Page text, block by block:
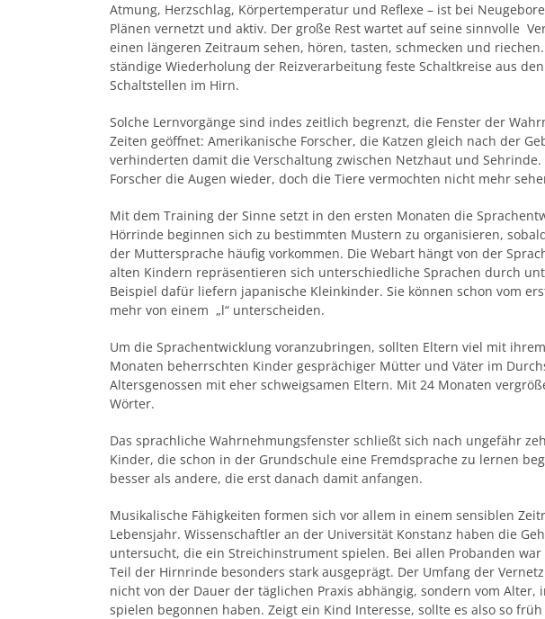
Atmung, Herzschlag, Körpertemperatur und Reflexe – ist bei
Plänen vernetzt und aktiv. Der große Rest wartet auf seine sinnvolle
einen längeren Zeitraum sehen, hören, tasten, schmecken und
ständige Wiederholung der Reizverarbeitung feste Schaltkreise aus
Schaltstellen im Hirn.
Solche Lernvorgänge sind indes zeitlich begrenzt, die Fenster der
Zeiten geöffnet: Amerikanische Forscher, die Katzen gleich nach der
verhinderten damit die Verschaltung zwischen Netzhaut und
Forscher die Augen wieder, doch die Tiere vermochten nicht mehr
Mit dem Training der Sinne setzt in den ersten Monaten die
Hörrinde beginnen sich zu bestimmten Mustern zu organisieren,
der Muttersprache häufig vorkommen. Die Webart hängt von der
alten Kindern repräsentieren sich unterschiedliche Sprachen durch
Beispiel dafür liefern japanische Kleinkinder. Sie können schon vom
mehr von einem „l“ unterscheiden.
Um die Sprachentwicklung voranzubringen, sollten Eltern viel mit
Monaten beherrschten Kinder gesprächiger Mütter und Väter im
Altersgenossen mit eher schweigsamen Eltern. Mit 24 Monaten
Wörter.
Das sprachliche Wahrnehmungsfenster schließt sich nach ungefähr
Kinder, die schon in der Grundschule eine Fremdsprache zu lernen
besser als andere, die erst danach damit anfangen.
Musikalische Fähigkeiten formen sich vor allem in einem sensiblen
Lebensjahr. Wissenschaftler an der Universität Konstanz haben die
untersucht, die ein Streichinstrument spielen. Bei allen Probanden
Teil der Hirnrinde besonders stark ausgeprägt. Der Umfang der
nicht von der Dauer der täglichen Praxis abhängig, sondern vom Alter,
spielen begonnen haben. Zeigt ein Kind Interesse, sollte es also so